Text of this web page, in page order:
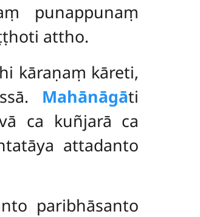
punappunaṃ
attho.
kāraṇaṃ kāreti,
Mahānāgāti
ca kuñjarā ca
attadanto
paribhāsanto